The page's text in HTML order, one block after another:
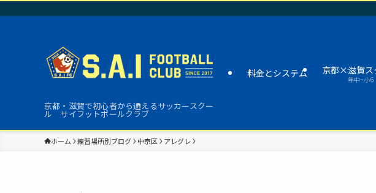
京都・滋賀で初心者から通えるサッカースクー
ル サイフットボールクラブ
料金とシステム 京都×滋賀ス
年中~小6
ホーム 練習場所別ブログ 中京区 アレグレ